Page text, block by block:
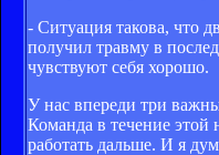
- Ситуация такова, что
получил травму в
чувствуют себя хорошо.
У нас впереди три
Команда в течение этой
работать дальше. И я